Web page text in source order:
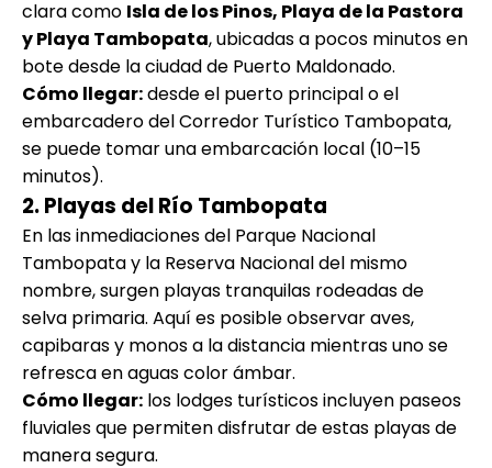
clara como Isla de los Pinos, Playa de la Pastora
y Playa Tambopata, ubicadas a pocos minutos en
bote desde la ciudad de Puerto Maldonado.
Cómo llegar:desde el puerto principal o el
embarcadero del Corredor Turístico Tambopata,
se puede tomar una embarcación local (10–15
minutos).
2. Playas del Río Tambopata
En las inmediaciones del Parque Nacional
Tambopata y la Reserva Nacional del mismo
nombre, surgen playas tranquilas rodeadas de
selva primaria. Aquí es posible observar aves,
capibaras y monos a la distancia mientras uno se
refresca en aguas color ámbar.
Cómo llegar: los lodges turísticos incluyen paseos
fluviales que permiten disfrutar de estas playas de
manera segura.